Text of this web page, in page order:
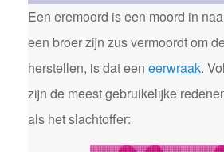
Een eremoord is een moord in
een broer zijn zus vermoordt om
herstellen, is dat een eerwraak.
zijn de meest gebruikelijke
als het slachtoffer: